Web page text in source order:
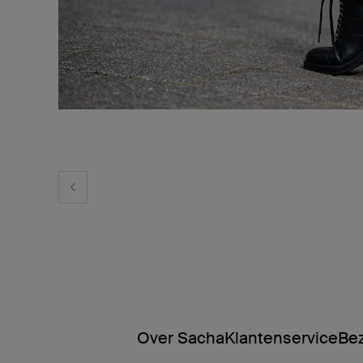
Over SachaKlantenservice